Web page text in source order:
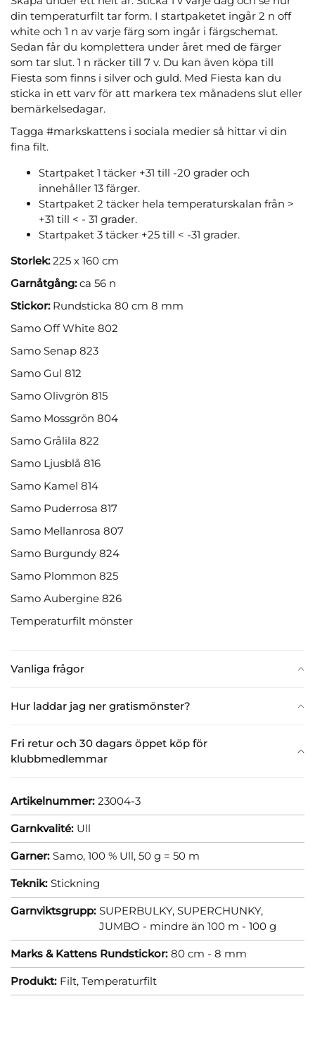
Vanliga frågor
Hur laddar jag ner gratismönster?
Fri retur och 30 dagars öppet köp för
klubbmedlemmar
din temperaturfilt tar form. I startpaketet ingår 2 n off
white och 1 n av varje färg som ingår i färgschemat.
Sedan får du komplettera under året med de färger
som tar slut. 1 n räcker till 7 v. Du kan även köpa till
Fiesta som finns i silver och guld. Med Fiesta kan du
sticka in ett varv för att markera tex månadens slut eller
bemärkelsedagar.
Tagga #markskattens i sociala medier så hittar vi din
fina filt.
Startpaket 1 täcker +31 till -20 grader och
innehåller 13 färger.
Startpaket 2 täcker hela temperaturskalan från >
+31 till < - 31 grader.
Startpaket 3 täcker +25 till < -31 grader.
Storlek:225 x 160 cm
Garnåtgång:ca 56 n
Stickor: Rundsticka 80 cm 8 mm
Samo Off White 802
Samo Senap 823
Samo Gul 812
Samo Olivgrön 815
Samo Mossgrön 804
Samo Grålila 822
Samo Ljusblå 816
Samo Kamel 814
Samo Puderrosa 817
Samo Mellanrosa 807
Samo Burgundy 824
Samo Plommon 825
Samo Aubergine 826
Temperaturfilt mönster
Artikelnummer: 23004-3
Garnkvalité: Ull
Garner: Samo, 100 % Ull, 50 g = 50 m
Teknik: Stickning
Garnviktsgrupp: SUPERBULKY, SUPERCHUNKY,
JUMBO - mindre än 100 m - 100 g
Marks & Kattens Rundstickor: 80 cm - 8 mm
Produkt: Filt, Temperaturfilt